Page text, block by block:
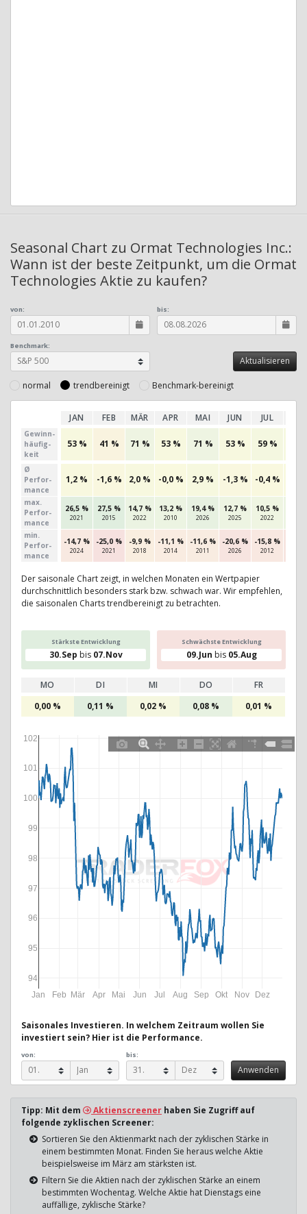
Seasonal Chart zu Ormat Technologies Inc.:
Wann ist der beste Zeitpunkt, um die Ormat
Technologies Aktie zu kaufen?
Benchmark:
von: bis:
normal trendbereinigt Benchmark-bereinigt
JAN FEB MÄR APR MAI JUN JUL
Gewinn­
häufig­
keit
53 % 41 % 71 % 53 % 71 % 53 % 59 %
Ø
Perfor­
mance
1,2 % -1,6 % 2,0 % -0,0 % 2,9 % -1,3 % -0,4 %
max.
Per­for­
mance
26,5 %
2021
27,5 %
2015
14,7 %
2022
13,2 %
2010
19,4 %
2026
12,7 %
2025
10,5 %
2022
min.
Per­for­
mance
-14,7 %
2024
-25,0 %
2021
-9,9 %
2018
-11,1 %
2014
-11,6 %
2011
-20,6 %
2026
-15,8 %
2012
Der saisonale Chart zeigt, in welchen Monaten ein Wertpapier
durchschnittlich besonders stark bzw. schwach war. Wir empfehlen,
die saisonalen Charts trendbereinigt zu betrachten.
Jan Feb Mär Apr Mai Jun Jul Aug Sep Okt Nov Dez
94
95
96
97
98
99
100
101
102
Stärkste Entwicklung
30.Sep bis 07.Nov
Schwächste Entwicklung
09.Jun bis 05.Aug
MO DI MI DO
FR
0,00 %
0,11 % 0,02 % 0,08 % 0,01 %
Saisonales Investieren. In welchem Zeitraum wollen Sie
investiert sein? Hier ist die Performance.
von: bis:
Tipp: Mit dem Aktienscreener haben Sie Zugriff auf
folgende zyklischen Screener:
Sortieren Sie den Aktienmarkt nach der zyklischen Stärke in
einem bestimmten Monat. Finden Sie heraus welche Aktie
beispielsweise im März am stärksten ist.
Filtern Sie die Aktien nach der zyklischen Stärke an einem
bestimmten Wochentag. Welche Aktie hat Dienstags eine
auffällige, zyklische Stärke?